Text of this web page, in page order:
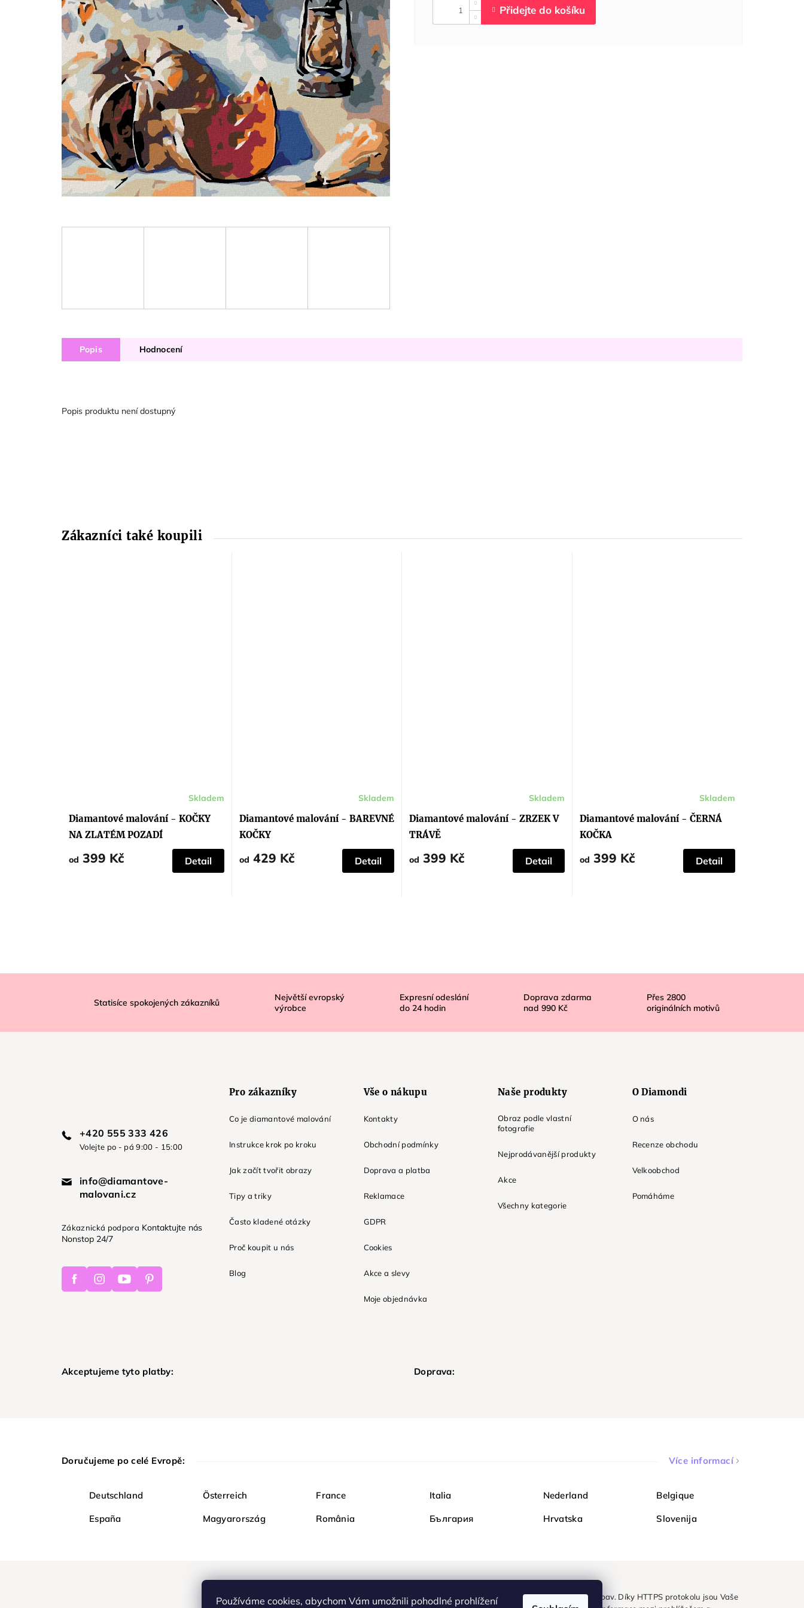
Používáme cookies, abychom Vám umožnili pohodlné prohlížení
Popis Hodnocení
Popis produktu není dostupný
Diamantové malování - KOČKY
NA ZLATÉM POZADÍ
Skladem
od 399 Kč Detail
Diamantové malování - BAREVNÉ
KOČKY
Skladem
od 429 Kč Detail
Diamantové malování - ZRZEK V
TRÁVĚ
Skladem
od 399 Kč Detail
Diamantové malování - ČERNÁ
KOČKA
produktu
je
5,0
z
hvězdiček.
Skladem
od 399 Kč Detail
a
Statisíce spokojených zákazníků
Největší evropský
výrobce
Expresní odeslání
do 24hodin
Doprava zdarma
nad 990 Kč
Přes 2800
originálních motivů
+420 555 333 426
Volejte po - pá 9:00 - 15:00
info@diamantove-
malovani.cz
Zákaznická podpora Kontaktujte nás
Nonstop 24/7
FacebookInstagramYoutubePinterest
Pro zákazníky
Co je diamantové malování
Instrukce krok po kroku
Jak začít tvořit obrazy
Tipy a triky
Často kladené otázky
Proč koupit u nás
Blog
Vše o nákupu
Kontakty
Obchodní podmínky
Doprava a platba
Reklamace
GDPR
Cookies
Akce a slevy
Moje objednávka
Naše produkty
Obraz podle vlastní
fotografie
Nejprodávanější produkty
Akce
Všechny kategorie
O Diamondi
O nás
Recenze obchodu
Velkoobchod
Pomáháme
Akceptujeme tyto platby: Doprava:
Doručujeme po celé Evropě: Více informací
Deutschland Österreich France Italia Nederland Belgique
España Magyarország România България Hrvatska Slovenija
Nakupujte na Diamondi bezpečně a bez obav. Díky HTTPS protokolu jsou Vaše